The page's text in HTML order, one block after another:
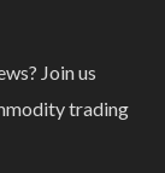
Join us
trading